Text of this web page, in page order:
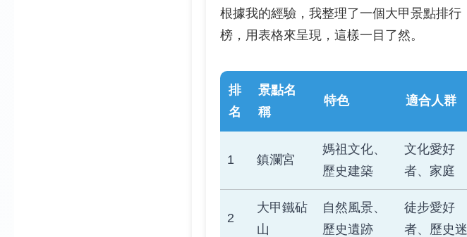
根據我的經驗，我整理了一個大甲景點排行
榜，用表格來呈現，這樣一目了然。
排
名
景點名
稱
特色 適合人群
1 鎮瀾宮
媽祖文化、
歷史建築
文化愛好
者、家庭
2
大甲鐵砧
山
自然風景、
歷史遺跡
徒步愛好
者、歷史迷